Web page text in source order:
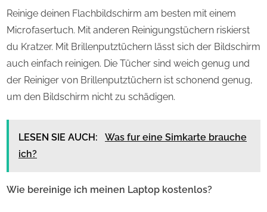
Reinige deinen Flachbildschirm am besten mit einem
Microfasertuch. Mit anderen Reinigungstüchern riskierst
du Kratzer. Mit Brillenputztüchern lässt sich der Bildschirm
auch einfach reinigen. Die Tücher sind weich genug und
der Reiniger von Brillenputztüchern ist schonend genug,
um den Bildschirm nicht zu schädigen.
LESEN SIE AUCH:
Was fur eine Simkarte brauche
ich?
Wie bereinige ich meinen Laptop kostenlos?